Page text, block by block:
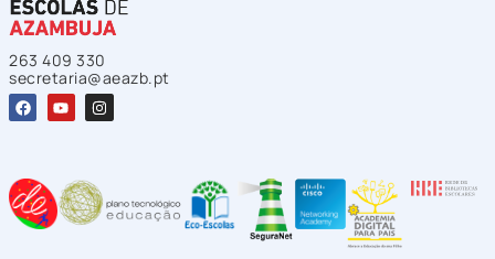
263 409 330
secretaria@aeazb.pt